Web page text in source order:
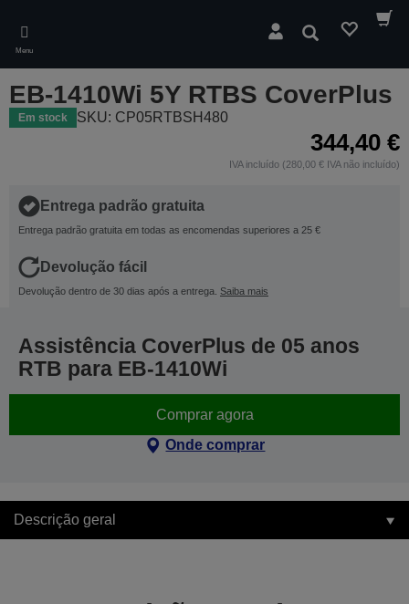
main
content
Menu
Pesquisar
EB-1410Wi 5Y RTBS CoverPlus
Em stock SKU: CP05RTBSH480
344,40 €
IVA incluído (280,00 € IVA não incluído)
Entrega padrão gratuita
Entrega padrão gratuita em todas as encomendas superiores a 25 €
Devolução fácil
Devolução dentro de 30 dias após a entrega. Saiba mais
Assistência CoverPlus de 05 anos
RTB para EB-1410Wi
Comprar agora
Onde comprar
Descrição geral